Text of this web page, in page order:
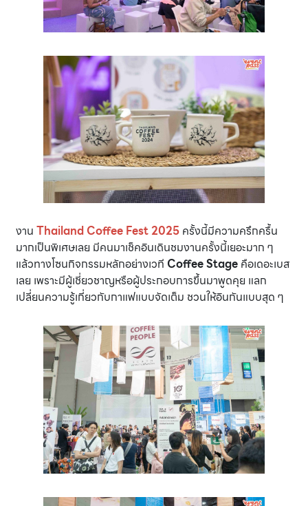
งาน Thailand Coffee Fest 2025 ครั้งนี้มีความครึกครื้น
มากเป็นพิเศษเลย มีคนมาเช็คอินเดินชมงานครั้งนี้เยอะมาก ๆ
แล้วทางโซนกิจกรรมหลักอย่างเวที Coffee Stage คือเดอะเบส
เลย เพราะมีผู้เชี่ยวชาญหรือผู้ประกอบการขึ้นมาพูดคุย แลก
เปลี่ยนความรู้เกี่ยวกับกาแฟแบบจัดเต็ม ชวนให้อินกันแบบสุด ๆ